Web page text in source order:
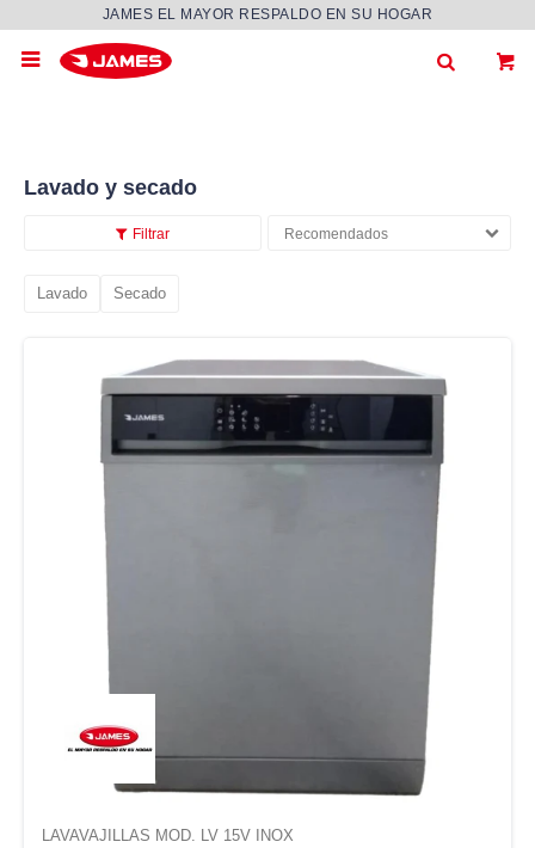
JAMES EL MAYOR RESPALDO EN SU HOGAR

Lavado y secado
Recomendados
Lavado Secado
LAVAVAJILLAS MOD. LV 15V INOX